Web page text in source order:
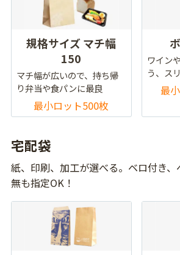
規格サイズ マチ幅
150
マチ幅が広いので、持ち帰
り弁当や食パンに最良
最小ロット500枚
ワイン
う、ス
最
宅配袋
紙、印刷、加工が選べる。ベロ付き
無も指定OK！